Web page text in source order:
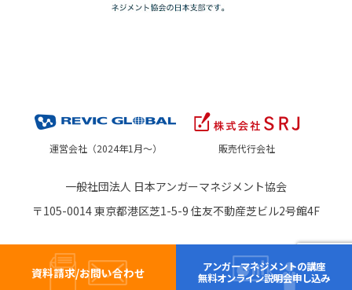
運営会社（2024年1月～） 販売代行会社
一般社団法人 日本アンガーマネジメント協会
〒105-0014 東京都港区芝1-5-9 住友不動産芝ビル2号館4F
資料請求/お問い合わせ
アンガーマネジメントの講座
無料オンライン説明会申し込み